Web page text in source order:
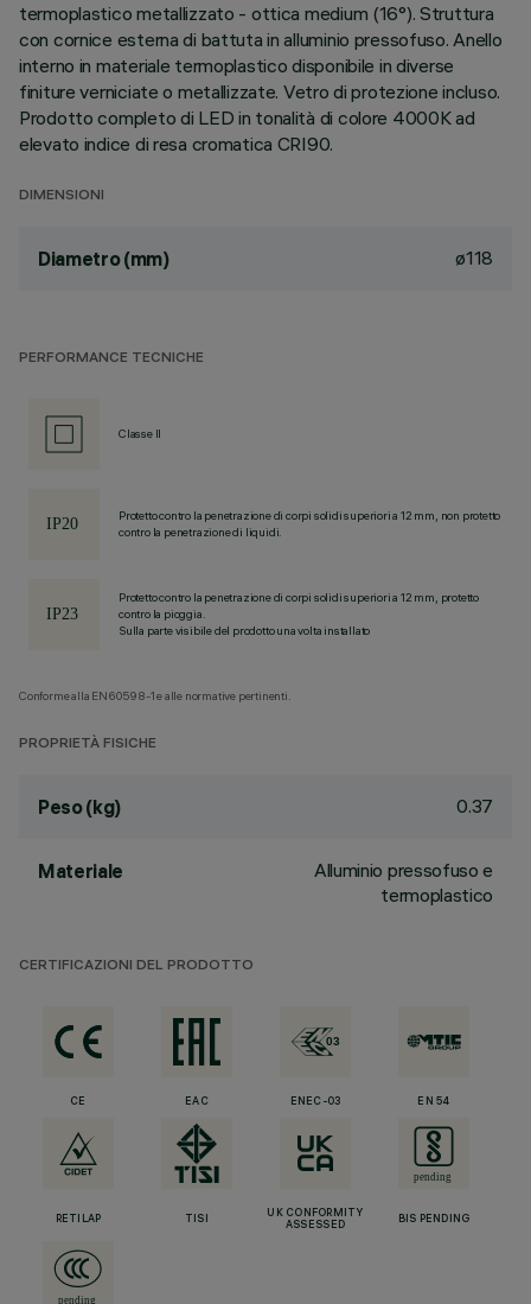
termoplastico metallizzato - ottica medium (16°). Struttura
con cornice esterna di battuta in alluminio pressofuso. Anello
interno in materiale termoplastico disponibile in diverse
finiture verniciate o metallizzate. Vetro di protezione incluso.
Prodotto completo di LED in tonalità di colore 4000K ad
elevato indice di resa cromatica CRI90.
DIMENSIONI
Diametro (mm) ø118
PERFORMANCE TECNICHE
Classe II
Protetto contro la penetrazione di corpi solidi superiori a 12 mm, non protetto
contro la penetrazione di liquidi.
Protetto contro la penetrazione di corpi solidi superiori a 12 mm, protetto
contro la pioggia.
Sulla parte visibile del prodotto una volta installato
Conforme alla EN60598-1 e alle normative pertinenti.
PROPRIETÀ FISICHE
Peso (kg) 0.37
Materiale
Alluminio pressofuso e
termoplastico
CERTIFICAZIONI DEL PRODOTTO
CE EAC ENEC-03 EN 54
RETILAP TISI
UK CONFORMITY
ASSESSED
BIS PENDING